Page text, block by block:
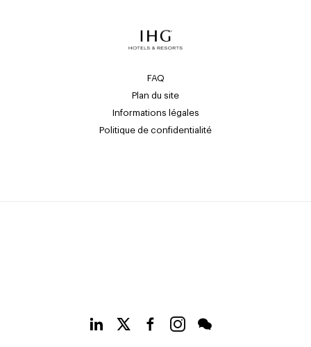
FAQ
Plan du site
Informations légales
Politique de confidentialité